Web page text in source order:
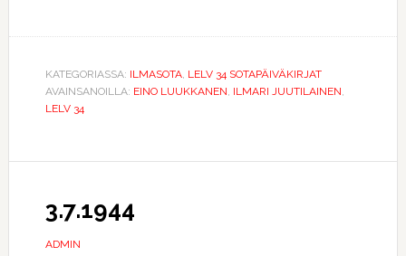
KATEGORIASSA: ILMASOTA, LELV 34 SOTAPÄIVÄKIRJAT
AVAINSANOILLA: EINO LUUKKANEN, ILMARI JUUTILAINEN,
LELV 34
3.7.1944
ADMIN